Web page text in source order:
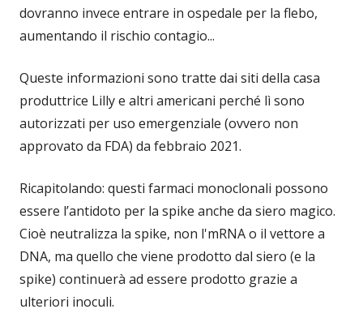
dovranno invece entrare in ospedale per la flebo,
aumentando il rischio contagio...
Queste informazioni sono tratte dai siti della casa
produttrice Lilly e altri americani perché lì sono
autorizzati per uso emergenziale (ovvero non
approvato da FDA) da febbraio 2021.
Ricapitolando: questi farmaci monoclonali possono
essere l’antidoto per la spike anche da siero magico.
Cioè neutralizza la spike, non l'mRNA o il vettore a
DNA, ma quello che viene prodotto dal siero (e la
spike) continuerà ad essere prodotto grazie a
ulteriori inoculi.